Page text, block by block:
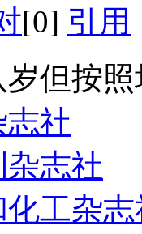
[0] 引用
但按
社
志社
工杂志